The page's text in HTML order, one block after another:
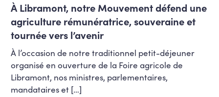
À Libramont, notre Mouvement défend une
agriculture rémunératrice, souveraine et
tournée vers l’avenir
À l’occasion de notre traditionnel petit-déjeuner
organisé en ouverture de la Foire agricole de
Libramont, nos ministres, parlementaires,
mandataires et […]